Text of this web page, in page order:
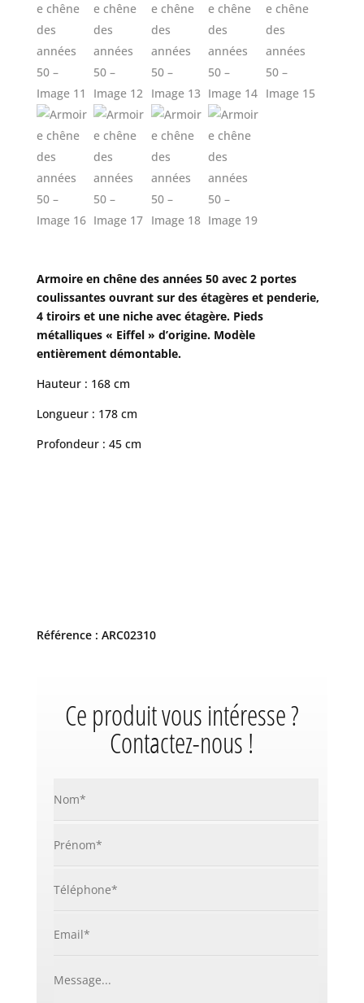
Armoire en chêne des années 50 avec 2 portes
coulissantes ouvrant sur des étagères et penderie,
4 tiroirs et une niche avec étagère. Pieds
métalliques « Eiffel » d’origine. Modèle
entièrement démontable.
Hauteur : 168 cm
Longueur : 178 cm
Profondeur : 45 cm
Référence : ARC02310
Ce produit vous intéresse ?
Contactez-nous !